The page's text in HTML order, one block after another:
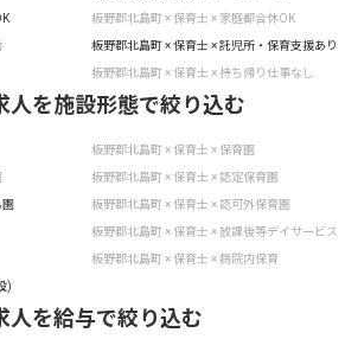
板野郡北島町 × 保育士 × 家庭都合休OK
板野郡北島町 × 保育士 × 託児所・保育支援あり
板野郡北島町 × 保育士 × 持ち帰り仕事なし
人を施設形態で絞り込む
板野郡北島町 × 保育士 × 保育園
板野郡北島町 × 保育士 × 認定保育園
板野郡北島町 × 保育士 × 認可外保育園
板野郡北島町 × 保育士 × 放課後等デイサービス
板野郡北島町 × 保育士 × 病院内保育
)
人を給与で絞り込む